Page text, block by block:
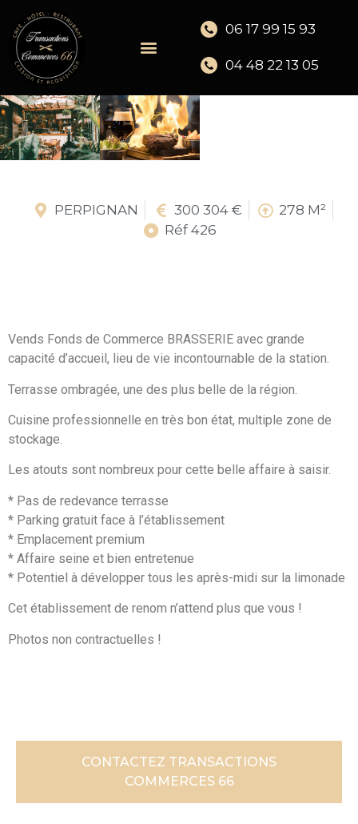
06 17 99 15 93
04 48 22 13 05
PERPIGNAN 300 304 €
278 M²
Réf 426
Vends Fonds de Commerce BRASSERIE avec grande
capacité d’accueil, lieu de vie incontournable de la station.
Terrasse ombragée, une des plus belle de la région.
Cuisine professionnelle en très bon état, multiple zone de
stockage.
Les atouts sont nombreux pour cette belle affaire à saisir.
* Pas de redevance terrasse
* Parking gratuit face à l’établissement
* Emplacement premium
* Affaire seine et bien entretenue
* Potentiel à développer tous les après-midi sur la limonade
Cet établissement de renom n’attend plus que vous !
Photos non contractuelles !
CONTACTEZ TRANSACTIONS
COMMERCES 66